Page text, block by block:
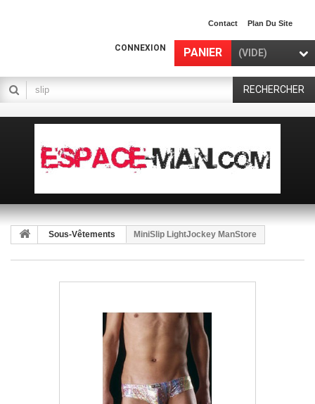
Contact Plan Du Site
PANIER (VIDE)
CONNEXION
RECHERCHER
Sous-Vêtements MiniSlip LightJockey ManStore